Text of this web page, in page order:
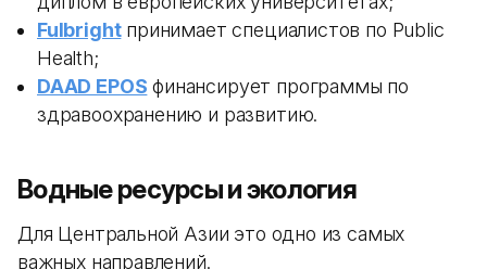
Fulbrightпринимает специалистов по Public
Health;
DAAD EPOS финансирует программы по
здравоохранению и развитию.
Водные ресурсы и экология
Для Центральной Азии это одно из самых
важных направлений.